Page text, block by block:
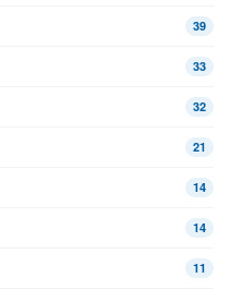
39
33
32
21
14
14
11